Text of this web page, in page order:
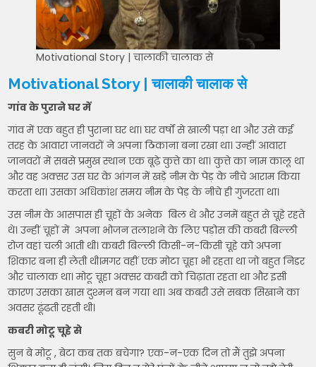
Motivational Story | चालाकी चालाक से
Motivational Story | चालाकी चालाक से
गांव के पुराने घर में
गांव में एक बहुत ही पुराना घर था। घर वर्षों से खाली पड़ा था और उसे कई
तरह के आवारा जानवरों ने अपना ठिकाना बना रखा था। उन्हीं आवारा
जानवरों में सबसे प्रमुख स्थान एक बूढ़े कुत्ते का था। कुत्ते का नाम कालू था
और वह अक्सर उस घर के आंगन में खड़े नीम के पेड़ के नीचे आराम किया
करता था। उसका अधिकांश समय नीम के पेड़ के नीचे ही गुजरता था।
उस नीम के आसपास ही चूहों के अनेक बिल थे और उनमें बहुत से चूहे रहते
थे। उन्हीं चूहों में अपना भोजन तलाशने के लिए पड़ोस की कबरी बिल्ली
रोज वहां चली आती थी। कबरी बिल्ली किसी-न-किसी चूहे को अपना
शिकार बना ही लेती थी।मगर वहीं एक मोटा चूहा भी रहता था जो बहुत निडर
और चालाक था। मोटू चूहा अक्सर कबरी को चिढ़ाता रहता था और इसी
कारण उसका खास दुश्मन बन गया था। अब कबरी उसे सबक सिखाने का
अवसर ढूंढती रहती थी।
कबरी मोटू चूहे से
सुन बे मोटू , बेटा कब तक बचेगा? एक-न-एक दिन तो मैं तुझे अपना